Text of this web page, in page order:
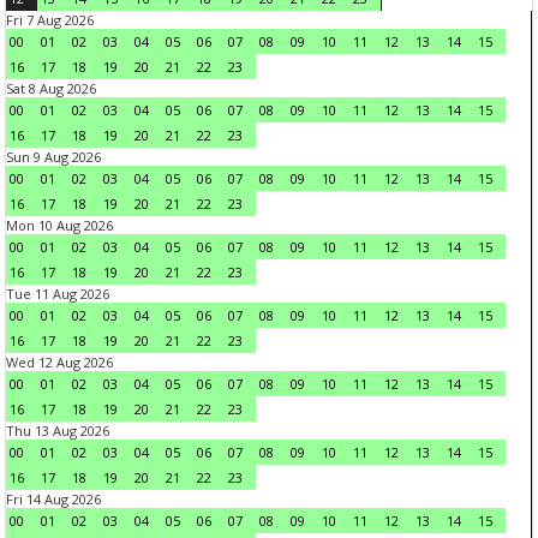
Fri 7 Aug 2026
00
01 02 03 04 05 06 07 08 09 10 11 12 13 14
15
16
17 18 19 20 21 22
23
Sat 8 Aug 2026
00
01 02 03 04 05 06 07 08 09 10 11 12 13 14
15
16
17 18 19 20 21 22
23
Sun 9 Aug 2026
00
01 02 03 04 05 06 07 08 09 10 11 12 13 14
15
16
17 18 19 20 21 22
23
Mon 10 Aug 2026
00
01 02 03 04 05 06 07 08 09 10 11 12 13 14
15
16
17 18 19 20 21 22
23
Tue 11 Aug 2026
00
01 02 03 04 05 06 07 08 09 10 11 12 13 14
15
16
17 18 19 20 21 22
23
Wed 12 Aug 2026
00
01 02 03 04 05 06 07 08 09 10 11 12 13 14
15
16
17 18 19 20 21 22
23
Thu 13 Aug 2026
00
01 02 03 04 05 06 07 08 09 10 11 12 13 14
15
16
17 18 19 20 21 22
23
Fri 14 Aug 2026
00
01 02 03 04 05 06 07 08 09 10 11 12 13 14
15